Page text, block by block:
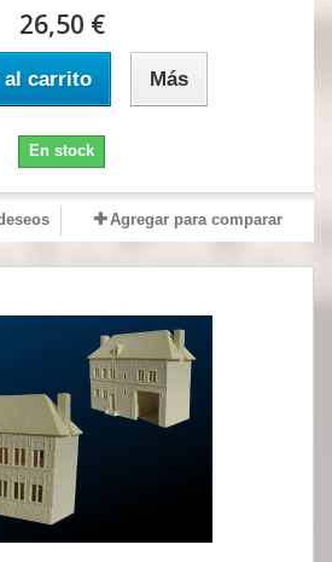
26,50 €
al carrito Más
En stock
Agregar para comparar